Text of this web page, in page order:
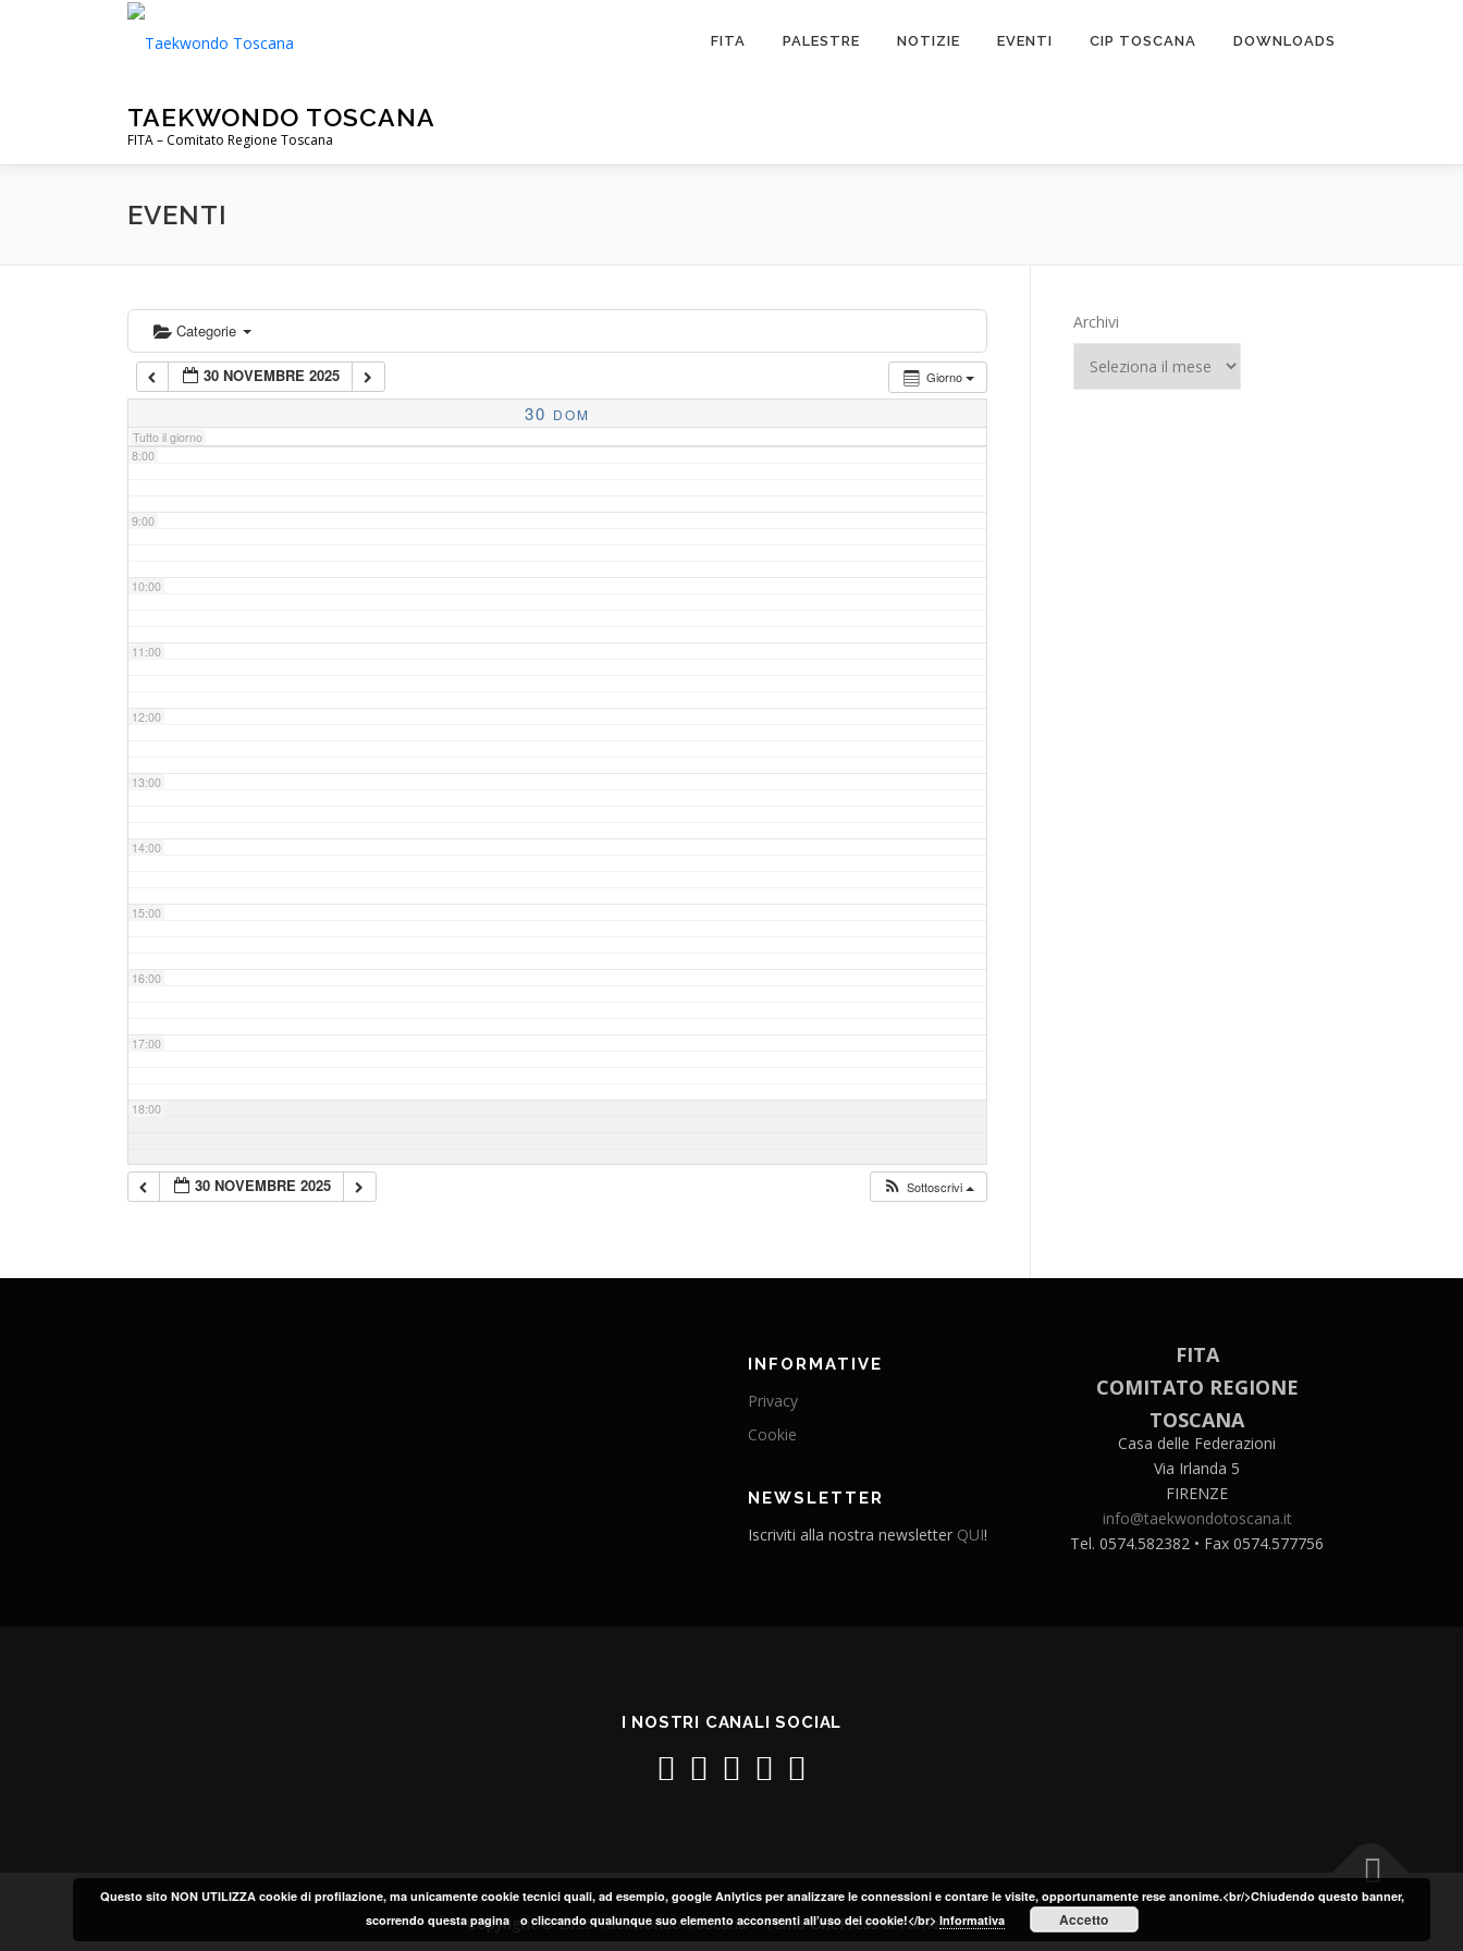
TAEKWONDO TOSCANA
FITA – Comitato Regione Toscana
FITA PALESTRE NOTIZIE EVENTI CIP TOSCANA DOWNLOADS
EVENTI
Categorie
Giorno
30 NOVEMBRE 2025
30 DOM
Tutto il giorno
3:00
6:00
7:00
8:00
9:00
10:00
11:00
12:00
13:00
14:00
15:00
16:00
17:00
18:00
19:00
30 NOVEMBRE 2025 Sottoscrivi
Archivi
INFORMATIVE
Privacy
Cookie
NEWSLETTER
Iscriviti alla nostra newsletter QUI!
FITA
COMITATO REGIONE
TOSCANA
Casa delle Federazioni
Via Irlanda 5
FIRENZE
info@taekwondotoscana.it
Tel. 0574.582382 • Fax 0574.577756
I NOSTRI CANALI SOCIAL
Copyright © 2026 Taekwondo Toscana–TemaOnePressdi FameThemes
Questo sito NON UTILIZZA cookie di profilazione, ma unicamente cookie tecnici quali, ad esempio, google Anlytics per analizzare le connessioni e contare le visite, opportunamente rese anonime.<br/>Chiudendo questo banner,
scorrendo questa pagina o cliccando qualunque suo elemento acconsenti all’uso dei cookie!</br> Informativa Accetto